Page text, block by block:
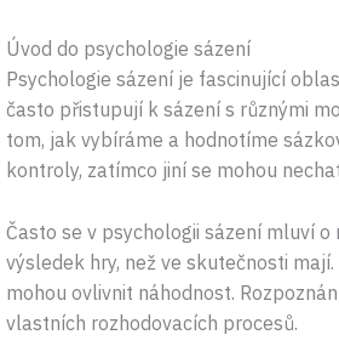
Úvod do psychologie sázení
Psychologie sázení je fascinující
často přistupují k sázení s různými
tom, jak vybíráme a hodnotíme
kontroly, zatímco jiní se mohou
Často se v psychologii sázení mluví
výsledek hry, než ve skutečnosti
mohou ovlivnit náhodnost.
vlastních rozhodovacích procesů.